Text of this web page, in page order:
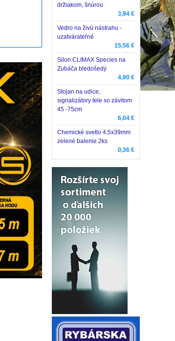
držiakom, šnúrou
3,94 €
Vedro na živú nástrahu -
uzatvárateľné
15,56 €
Silon CLIMAX Species na
Zubáča bledošedý
4,90 €
Stojan na udice,
signalizátory tele so závitom
45 -75cm
6,04 €
Chemické svetlo 4,5x39mm
zelené balenie 2ks
0,36 €